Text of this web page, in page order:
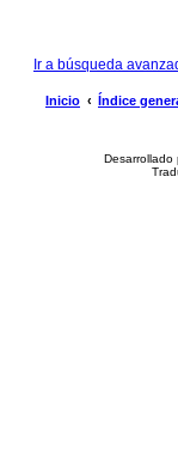
Ir a búsqueda
Inicio Índice
Desarrollado